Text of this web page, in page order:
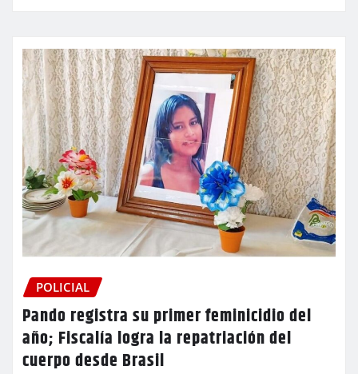
POLICIAL
Pando registra su primer feminicidio del
año; Fiscalía logra la repatriación del
cuerpo desde Brasil